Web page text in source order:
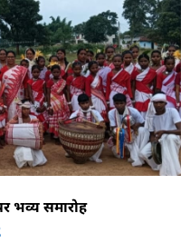
भव्य समारोह